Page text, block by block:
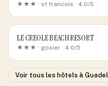
★★★ · st francois · 4.0/5
LE CREOLE BEACH RESORT
★★★ · gosier · 4.0/5
Voir tous les hôtels à